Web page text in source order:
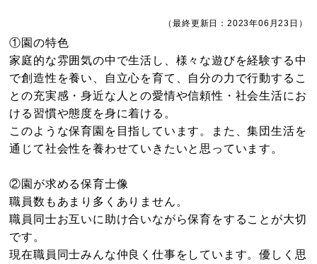
（最終更新日：2023年06月23日）
①園の特色
家庭的な雰囲気の中で生活し、様々な遊びを経験する中
で創造性を養い、自立心を育て、自分の力で行動するこ
との充実感・身近な人との愛情や信頼性・社会生活にお
ける習慣や態度を身に着ける。
このような保育園を目指しています。また、集団生活を
通じて社会性を養わせていきたいと思っています。
②園が求める保育士像
職員数もあまり多くありません。
職員同士お互いに助け合いながら保育をすることが大切
です。
現在職員同士みんな仲良く仕事をしています。優しく思